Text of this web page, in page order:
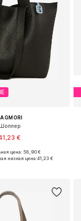
€
One Size
цена: 58,90 €
низкая цена:41,23 €